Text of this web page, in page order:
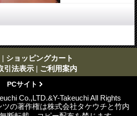
| ショッピングカート
引法表示 | ご利用案内
PCサイト
Co.,LTD.&Y-Takeuchi All Rights
の著作権は株式会社タケウチと竹内